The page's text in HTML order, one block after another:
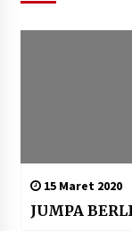
15 Maret 2020
JUMPA